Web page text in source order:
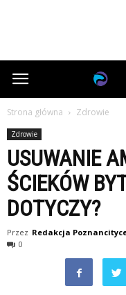
poznancitycenter.pl
Strona główna Zdrowie
Zdrowie
USUWANIE
ŚCIEKÓW
DOTYCZY?
Przez Redakcja
0